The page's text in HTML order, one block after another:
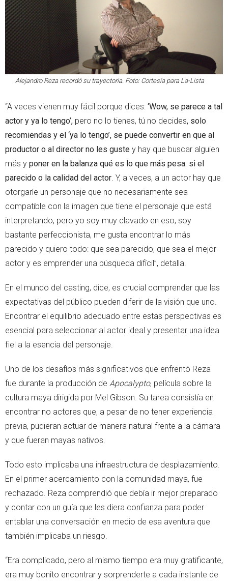
Alejandro Reza recordó su trayectoria. Foto: Cortesía para La-Lista
“A veces vienen muy fácil porque dices: ‘Wow, se parece a tal
actor y ya lo tengo’, pero no lo tienes, tú no decides, solo
recomiendas y el ‘ya lo tengo’, se puede convertir en que al
productor o al director no les guste y hay que buscar alguien
más y poner en la balanza qué es lo que más pesa: si el
parecido o la calidad del actor. Y, a veces, a un actor hay que
otorgarle un personaje que no necesariamente sea
compatible con la imagen que tiene el personaje que está
interpretando, pero yo soy muy clavado en eso, soy
bastante perfeccionista, me gusta encontrar lo más
parecido y quiero todo: que sea parecido, que sea el mejor
actor y es emprender una búsqueda difícil”, detalla.
En el mundo del casting, dice, es crucial comprender que las
expectativas del público pueden diferir de la visión que uno.
Encontrar el equilibrio adecuado entre estas perspectivas es
esencial para seleccionar al actor ideal y presentar una idea
fiel a la esencia del personaje.
Uno de los desafíos más significativos que enfrentó Reza
fue durante la producción de Apocalypto, película sobre la
cultura maya dirigida por Mel Gibson. Su tarea consistía en
encontrar no actores que, a pesar de no tener experiencia
previa, pudieran actuar de manera natural frente a la cámara
y que fueran mayas nativos.
Todo esto implicaba una infraestructura de desplazamiento.
En el primer acercamiento con la comunidad maya, fue
rechazado. Reza comprendió que debía ir mejor preparado
y contar con un guía que les diera confianza para poder
entablar una conversación en medio de esa aventura que
también implicaba un riesgo.
“Era complicado, pero al mismo tiempo era muy gratificante,
era muy bonito encontrar y sorprenderte a cada instante de